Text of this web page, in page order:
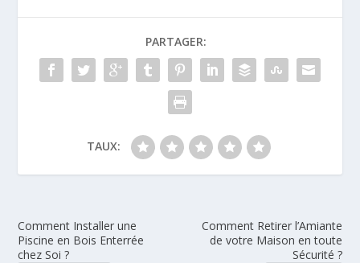
PARTAGER:
TAUX:
Comment Installer une
Piscine en Bois Enterrée
chez Soi ?
Comment Retirer l’Amiante
de votre Maison en toute
Sécurité ?